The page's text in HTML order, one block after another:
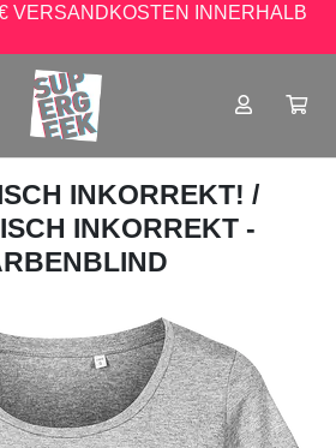
VERSANDKOSTEN INNERHALB
INKORREKT! /
INKORREKT -